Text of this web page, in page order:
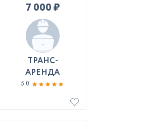
7 000 ₽
ТРАНС-
АРЕНДА
5.0